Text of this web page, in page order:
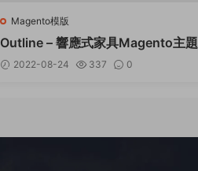
Magento模版
Outline – 響應式家具Magento主題
2022-08-24 337 0